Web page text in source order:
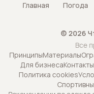
Главная Погода
© 2026
Все
ПринципыМатериалы
Для бизнесаКонтакты
Политика cookies